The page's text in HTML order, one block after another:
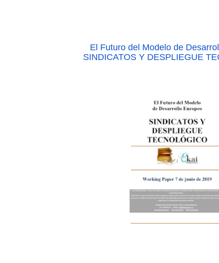
El Futuro del Modelo de
SINDICATOS Y DESPLIEGUE